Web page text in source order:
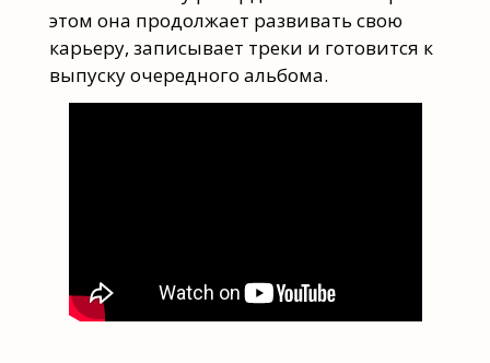
этом она продолжает развивать свою
карьеру, записывает треки и готовится к
выпуску очередного альбома.